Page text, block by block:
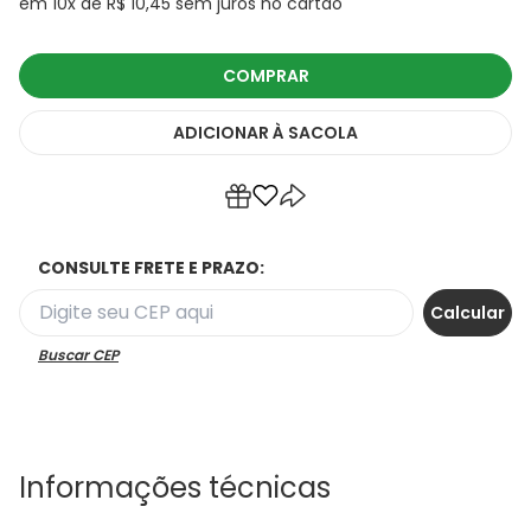
COMPRAR
ADICIONAR À SACOLA
CONSULTE FRETE E PRAZO:
Buscar CEP
Informações técnicas